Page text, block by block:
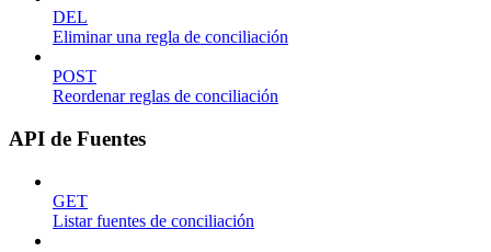
DEL
Eliminar una regla de conciliación
POST
Reordenar reglas de conciliación
API de Fuentes
GET
Listar fuentes de conciliación